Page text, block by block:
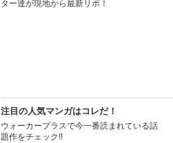
ター達が現地から最新リポ！
注目の人気マンガはコレだ！
ウォーカープラスで今一番読まれている話
題作をチェック!!